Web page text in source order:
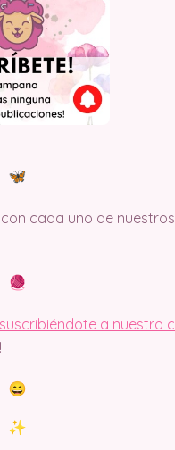
cada uno de
suscribiéndote a nuestro